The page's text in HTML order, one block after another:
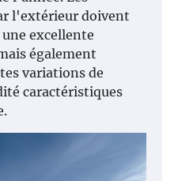
l'extérieur doivent
excellente
également
variations de
caractéristiques